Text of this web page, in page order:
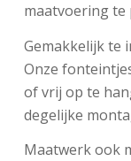
maatvoering te
Gemakkelijk te
Onze
of vrij op te
degelijke
Maatwerk ook